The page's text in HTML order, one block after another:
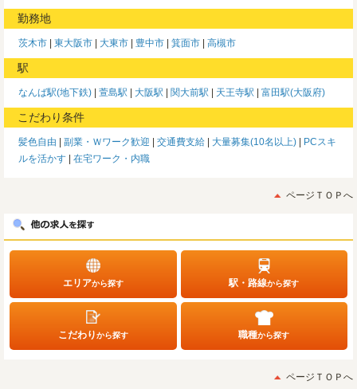
勤務地
茨木市 東大阪市 大東市 豊中市 箕面市 高槻市
駅
なんば駅(地下鉄) 萱島駅 大阪駅 関大前駅 天王寺駅 富田駅(大阪府)
こだわり条件
髪色自由 副業・Ｗワーク歓迎 交通費支給 大量募集(10名以上)
PCスキ
ルを活かす
在宅ワーク・内職
ページＴＯＰへ
エリアから探す 駅・路線から探す
こだわりから探す 職種から探す
ページＴＯＰへ